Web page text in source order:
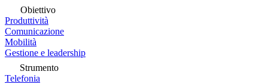
Obiettivo
Produttività
Comunicazione
Mobilità
Gestione e leadership
Strumento
Telefonia